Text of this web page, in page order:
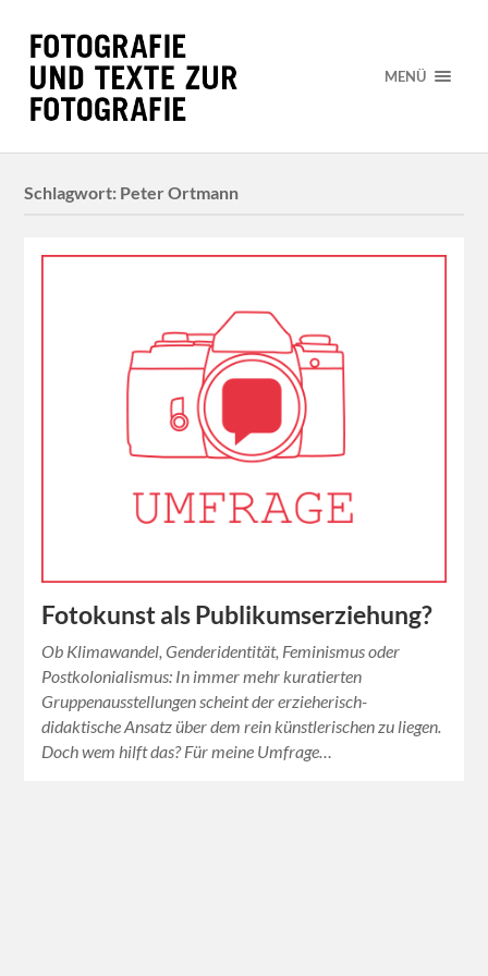
MENÜ
Schlagwort: Peter Ortmann
Fotokunst als Publikumserziehung?
Ob Klimawandel, Genderidentität, Feminismus oder
Postkolonialismus: In immer mehr kuratierten
Gruppenausstellungen scheint der erzieherisch-
didaktische Ansatz über dem rein künstlerischen zu liegen.
Doch wem hilft das? Für meine Umfrage…